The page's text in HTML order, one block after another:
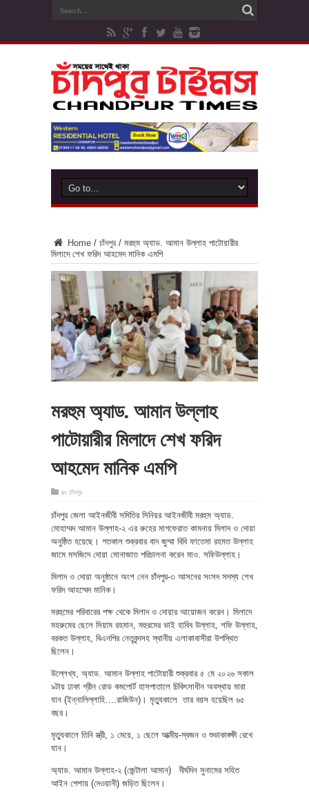
Home / চাঁদপুর / মরহুম অ্যাড. আমান উল্লাহ পাটোয়ারীর
মিলাদে শেখ ফরিদ আহমেদ মানিক এমপি
মরহুম অ্যাড. আমান উল্লাহ
পাটোয়ারীর মিলাদে শেখ ফরিদ
আহমেদ মানিক এমপি
in চাঁদপুর
চাঁদপুর জেলা আইনজীবী সমিতির সিনিয়র আইনজীবী মরহুম অ্যাড.
মোহাম্মদ আমান উল্লাহ-২ এর রুহের মাগফেরাত কামনায় মিলাদ ও দোয়া
অনুষ্ঠিত হয়েছে। গতকাল শুক্রবার বাদ জুম্মা বিবি ফাতেমা রহমত উল্লাহ
জামে মসজিদে দোয়া মোনাজাত পরিচালনা করেন মাও. সফিউল্লাহ।
মিলাদ ও দোয়া অনুষ্ঠানে অংশ নেন চাঁদপুর-৩ আসনের সংসদ সদস্য শেখ
ফরিদ আহম্মেদ মানিক।
মরহুমের পরিবারের পক্ষ থেকে মিলাদ ও দোয়ার আয়োজন করেন। মিলাদে
মহরুমের ছেলে সিয়াম রহমান, মহুরমের ভাই হাবিব উল্লাহ, শফি উল্লাহ,
বরকত উল্লাহ, বিএনপির নেতৃবৃন্দসহ স্থানীয় এলাকাবাসীরা উপস্থিত
ছিলেন।
উল্লেখ্য, অ্যাড. আমান উল্লাহ পাটোয়ারী শুক্রবার ৫ মে ২০২৬ সকাল
৯টায় ঢাকা গ্রীন রোড কমপোর্ট হাসপাতালে চিকিৎসাধীন অবস্থায় মারা
যান (ইন্নালিল্লাহি….রাজিউন)। মৃত্যুকালে তার বয়স হয়েছিল ৬৫
বছর।
মৃত্যুকালে তিনি স্ত্রী, ১ মেয়ে, ১ ছেলে আত্মীয়-স্বজন ও শুভাকাঙ্ক্ষী রেখে
যান।
অ্যাড. আমান উল্লাহ-২ (জেন্টালা আমান) দীর্ঘদিন সুনামের সহিত
আইন পেশায় (দেওয়ানী) জড়িত ছিলেন।